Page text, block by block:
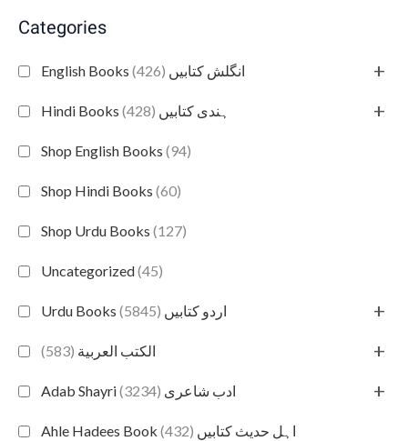
Categories
English Books انگلش کتابیں (426) +
Hindi Books ہندی کتابیں (428) +
Shop English Books (94)
Shop Hindi Books (60)
Shop Urdu Books (127)
Uncategorized(45)
Urdu Books اردو کتابیں (5845) +
الكتب العربية (583) +
Adab Shayri ادب شاعری (3234) +
Ahle Hadees Book اہل حدیث کتابیں (432)